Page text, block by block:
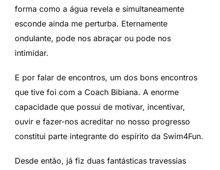
forma como a água revela e simultaneamente
esconde ainda me perturba. Eternamente
ondulante, pode nos abraçar ou pode nos
intimidar.
E por falar de encontros, um dos bons encontros
que tive foi com a Coach Bibiana. A enorme
capacidade que possui de motivar, incentivar,
ouvir e fazer-nos acreditar no nosso progresso
constitui parte integrante do espírito da Swim4Fun.
Desde então, já fiz duas fantásticas travessias